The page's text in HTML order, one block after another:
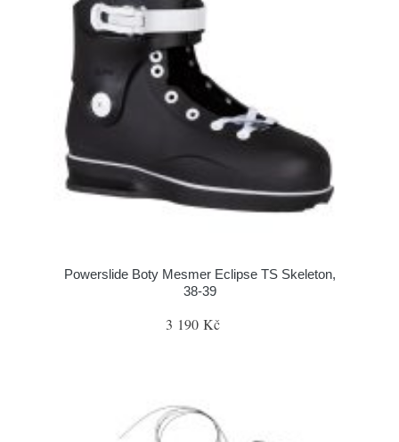
Powerslide Boty Mesmer Eclipse TS Skeleton,
38-39
3 190 Kč